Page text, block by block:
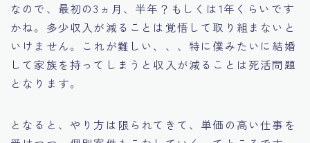
なので、最初の3ヵ月、半年？もしくは1年くらいです
かね。多少収入が減ることは覚悟して取り組まないと
いけません。これが難しい、、、特に僕みたいに結婚
して家族を持ってしまうと収入が減ることは死活問題
となります。
となると、やり方は限られてきて、単価の高い仕事を